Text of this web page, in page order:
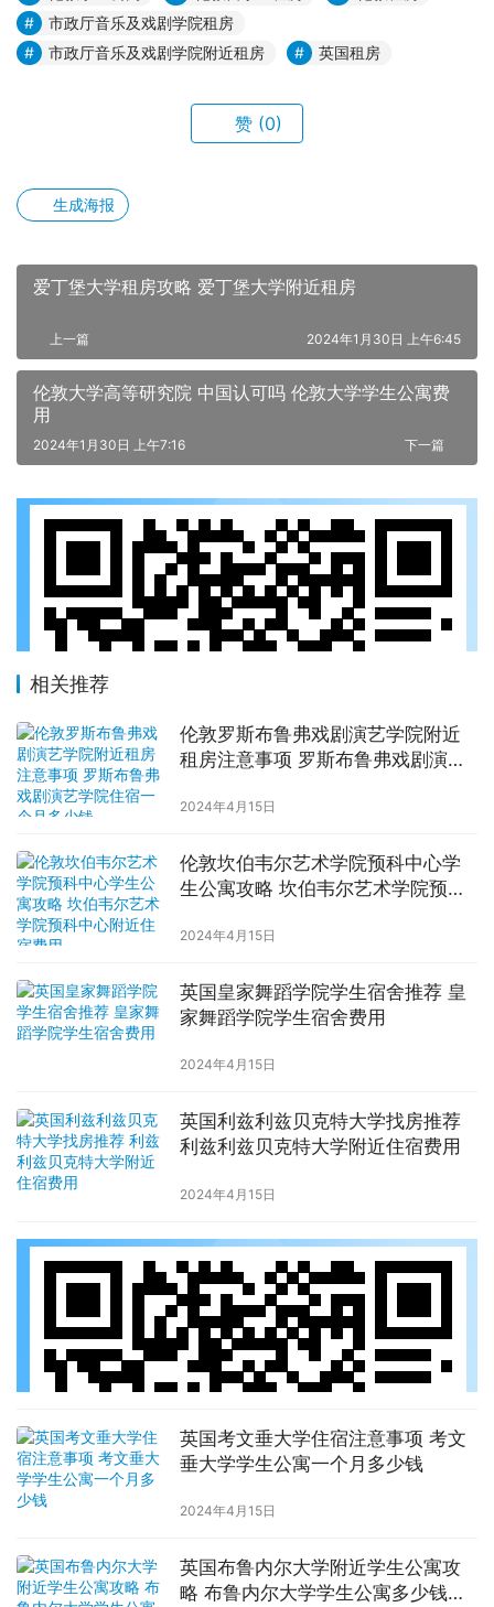
市政厅音乐及戏剧学院租房
市政厅音乐及戏剧学院附近租房
英国租房
赞 (0)
生成海报
爱丁堡大学租房攻略 爱丁堡大学附近租房
上一篇 2024年1月30日 上午6:45
伦敦大学高等研究院 中国认可吗 伦敦大学学生公寓费
用
下一篇
2024年1月30日 上午7:16
相关推荐
伦敦罗斯布鲁弗戏剧演艺学院附近
租房注意事项 罗斯布鲁弗戏剧演艺
2024年4月15日
伦敦坎伯韦尔艺术学院预科中心学
生公寓攻略 坎伯韦尔艺术学院预科
2024年4月15日
英国皇家舞蹈学院学生宿舍推荐 皇
家舞蹈学院学生宿舍费用
2024年4月15日
英国利兹利兹贝克特大学找房推荐
利兹利兹贝克特大学附近住宿费用
2024年4月15日
英国考文垂大学住宿注意事项 考文
垂大学学生公寓一个月多少钱
2024年4月15日
英国布鲁内尔大学附近学生公寓攻
略 布鲁内尔大学学生公寓多少钱一